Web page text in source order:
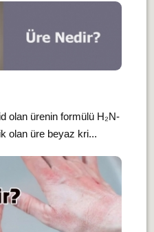
olan ürenin formülü H₂N-
olan üre beyaz kri...